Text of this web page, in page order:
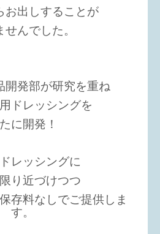
お出しすることが
せんでした。
開発部が研究を重ね
ドレッシングを
に開発！
レッシングに
り近づけつつ
存料なしでご提供しま
す。